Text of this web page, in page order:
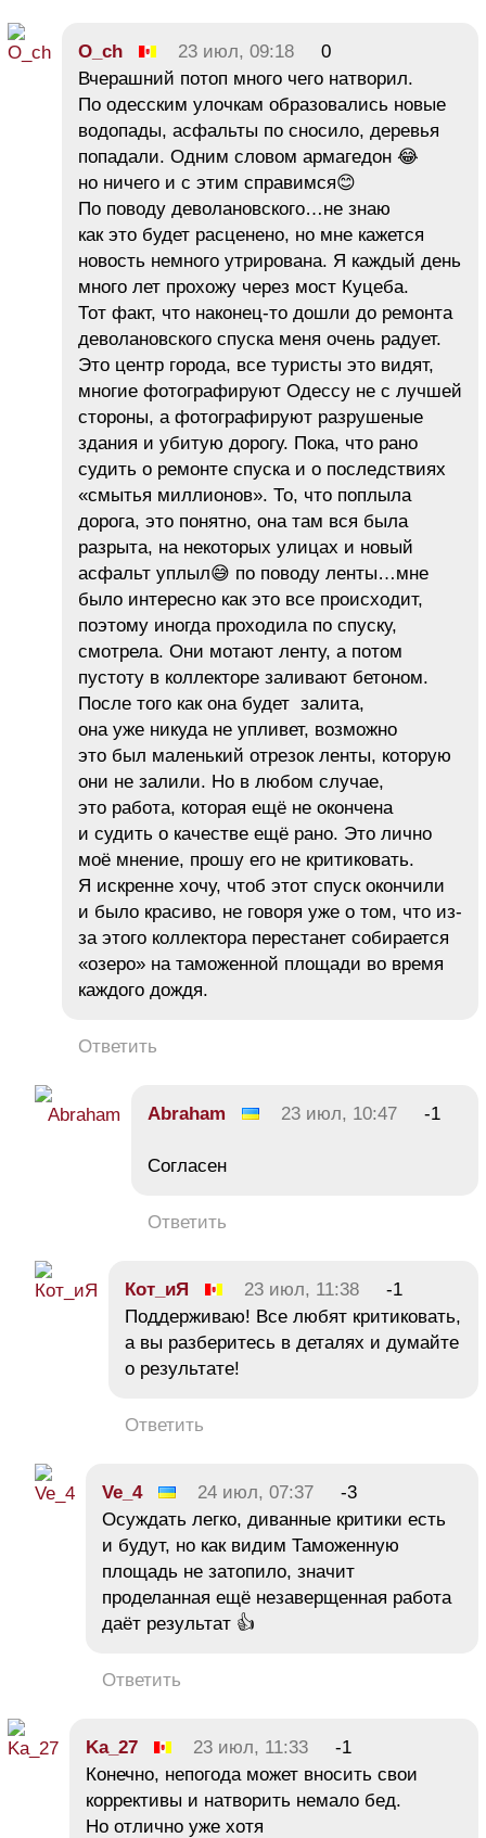
O_ch 23 июл, 09:18
0
Вчерашний потоп много чего натворил.
По одесским улочкам образовались новые
водопады, асфальты по сносило, деревья
попадали. Одним словом армагедон 😂
но ничего и с этим справимся😊
По поводу деволановского…не знаю
как это будет расценено, но мне кажется
новость немного утрирована. Я каждый день
много лет прохожу через мост Куцеба.
Тот факт, что наконец-то дошли до ремонта
деволановского спуска меня очень радует.
Это центр города, все туристы это видят,
многие фотографируют Одессу не с лучшей
стороны, а фотографируют разрушеные
здания и убитую дорогу. Пока, что рано
судить о ремонте спуска и о последствиях
«смытья миллионов». То, что поплыла
дорога, это понятно, она там вся была
разрыта, на некоторых улицах и новый
асфальт уплыл😅 по поводу ленты…мне
было интересно как это все происходит,
поэтому иногда проходила по спуску,
смотрела. Они мотают ленту, а потом
пустоту в коллекторе заливают бетоном.
После того как она будет залита,
она уже никуда не упливет, возможно
это был маленький отрезок ленты, которую
они не залили. Но в любом случае,
это работа, которая ещё не окончена
и судить о качестве ещё рано. Это лично
моё мнение, прошу его не критиковать.
Я искренне хочу, чтоб этот спуск окончили
и было красиво, не говоря уже о том, что из-
за этого коллектора перестанет собирается
«озеро» на таможенной площади во время
каждого дождя.
Ответить
Abraham 23 июл, 10:47 -1
Согласен
Ответить
Кот_иЯ 23 июл, 11:38
-1
Поддерживаю! Все любят критиковать,
а вы разберитесь в деталях и думайте
о результате!
Ответить
Ve_4 24 июл, 07:37
-3
Осуждать легко, диванные критики есть
и будут, но как видим Таможенную
площадь не затопило, значит
проделанная ещё незаверщенная работа
даёт результат 👍
Ответить
Ka_27 23 июл, 11:33
-1
Конечно, непогода может вносить свои
коррективы и натворить немало бед.
Но отлично уже хотя